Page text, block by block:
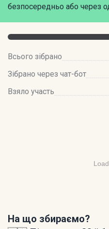
безпосередньо або через
Всього зібрано
Зібрано через чат-бот
Взяло участь
На що збираємо?